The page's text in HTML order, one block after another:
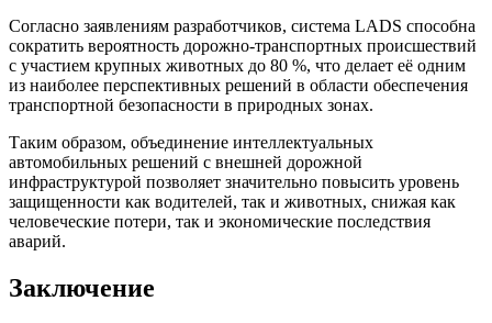
Согласно заявлениям разработчиков, система LADS способна
сократить вероятность дорожно-транспортных происшествий
с участием крупных животных до 80 %, что делает её одним
из наиболее перспективных решений в области обеспечения
транспортной безопасности в природных зонах.
Таким образом, объединение интеллектуальных
автомобильных решений с внешней дорожной
инфраструктурой позволяет значительно повысить уровень
защищенности как водителей, так и животных, снижая как
человеческие потери, так и экономические последствия
аварий.
Заключение